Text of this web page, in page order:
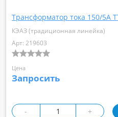
Трансформатор тока 150/5А
КЭАЗ (традиционная линейка)
Арт: 219603
Цена
Запросить
- +